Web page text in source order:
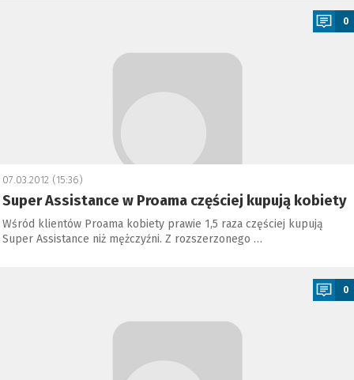
0
07.03.2012 (15:36)
Super Assistance w Proama częściej kupują kobiety
Wśród klientów Proama kobiety prawie 1,5 raza częściej kupują
Super Assistance niż mężczyźni. Z rozszerzonego …
0